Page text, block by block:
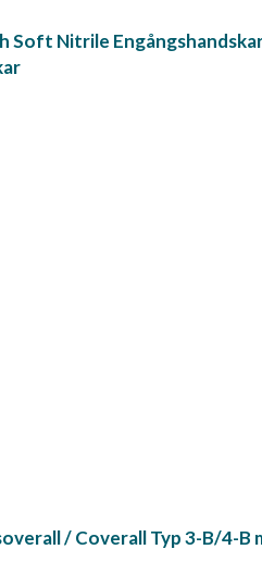
Soft Nitrile
/ Coverall Typ 3-B/4-B